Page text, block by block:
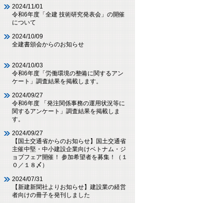
2024/11/01
令和6年度「全建 技術研究発表会」の開催
について
2024/10/09
全建書頒会からのお知らせ
2024/10/03
令和6年度「労働環境の整備に関するアン
ケート」調査結果を掲載します。
2024/09/27
令和6年度 「発注関係事務の運用状況等に
関するアンケート」調査結果を掲載しま
す。
2024/09/27
【国土交通省からのお知らせ】国土交通省
主催中堅・中小建設企業向けベトナム・ジ
ョブフェア開催！ 参加希望者を募集！（１
０／１８〆）
2024/07/31
【新建新聞社よりお知らせ】建設業の経営
者向けの冊子を発刊しました